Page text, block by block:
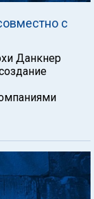
с
Данкнер